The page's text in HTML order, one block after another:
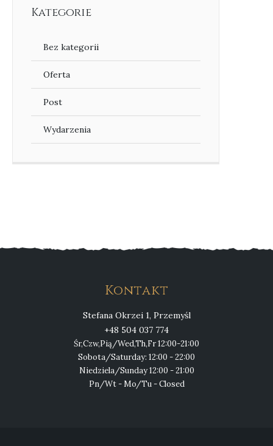
Kategorie
Bez kategorii
Oferta
Post
Wydarzenia
Kontakt
Stefana Okrzei 1, Przemyśl
+48 504 037 774
Śr,Czw,Pią/Wed,Th,Fr 12:00-21:00
Sobota/Saturday: 12:00 - 22:00
Niedziela/Sunday 12:00 - 21:00
Pn/Wt - Mo/Tu - Closed